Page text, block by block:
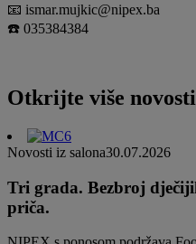
📧 ismar.mujkic@nipex.ba
☎️ 035384384
Otkrijte više novosti
Novosti iz salona30.07.2026
Tri grada. Bezbroj
priča.